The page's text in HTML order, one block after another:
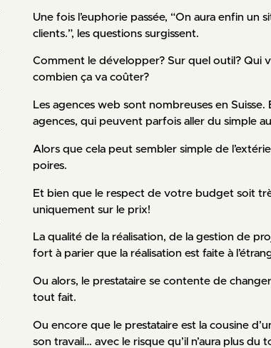
Une fois l’euphorie passée, “On aura enfin un
clients.”, les questions surgissent.
Comment le développer? Sur quel outil? Qui
combien ça va coûter?
Les agences web sont nombreuses en
agences, qui peuvent parfois aller du simple
Alors que cela peut sembler simple de
poires.
Et bien que le respect de votre budget soit
uniquement sur le prix!
La qualité de la réalisation, de la gestion de
fort à parier que la réalisation est faite à
Ou alors, le prestataire se contente de
tout fait.
Ou encore que le prestataire est la cousine
son travail… avec le risque qu’il n’aura plus